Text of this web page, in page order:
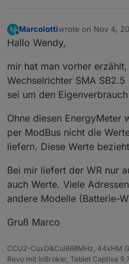
M
Offline
Marcolottiwrote on Nov 4,
last edited by
Hallo Wendy,
mir hat man vorher
Wechselrichter SMA
sei um den
Ohne diesen EnergyMeter
per ModBus nicht die
liefern. Diese Werte
Bei mir liefert der WR nur
auch Werte. Viele
andere Modelle (Batterie-
Gruß Marco
CCU2-CuxD&Cul868MHz, 44xHM
Revo mit IoBroker, Tablet Captiva